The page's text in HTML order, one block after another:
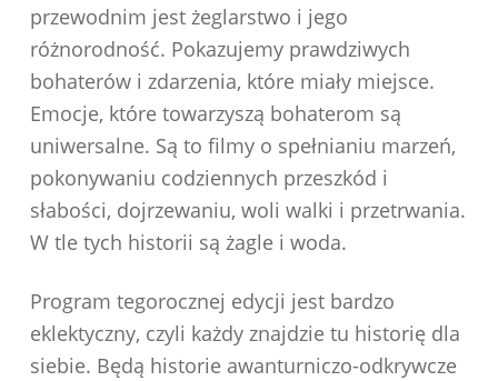
przewodnim jest żeglarstwo i jego
różnorodność. Pokazujemy prawdziwych
bohaterów i zdarzenia, które miały miejsce.
Emocje, które towarzyszą bohaterom są
uniwersalne. Są to filmy o spełnianiu marzeń,
pokonywaniu codziennych przeszkód i
słabości, dojrzewaniu, woli walki i przetrwania.
W tle tych historii są żagle i woda.
Program tegorocznej edycji jest bardzo
eklektyczny, czyli każdy znajdzie tu historię dla
siebie. Będą historie awanturniczo-odkrywcze